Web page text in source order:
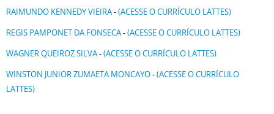
RAIMUNDO KENNEDY VIEIRA-(ACESSE O CURRÍCULO LATTES)
REGIS PAMPONET DA FONSECA-(ACESSE O CURRÍCULO LATTES)
WAGNER QUEIROZ SILVA-(ACESSE O CURRÍCULO LATTES)
WINSTON JUNIOR ZUMAETA MONCAYO-(ACESSE O CURRÍCULO
LATTES)